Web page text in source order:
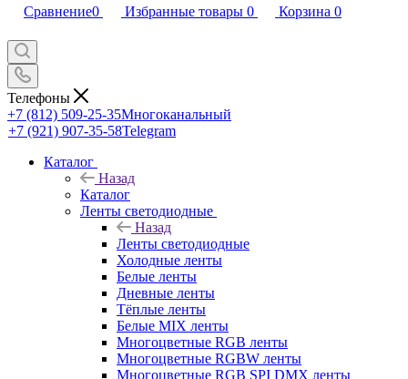
Сравнение0 Избранные товары 0 Корзина 0
Телефоны
+7 (812) 509-25-35Многоканальный
+7 (921) 907-35-58Telegram
Каталог
Назад
Каталог
Ленты светодиодные
Назад
Ленты светодиодные
Холодные ленты
Белые ленты
Дневные ленты
Тёплые ленты
Белые MIX ленты
Многоцветные RGB ленты
Многоцветные RGBW ленты
Многоцветные RGB SPI DMX ленты